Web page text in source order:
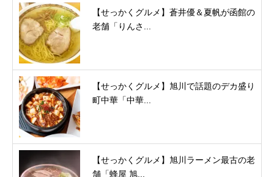
【せっかくグルメ】蒼井優＆夏帆が函館の
老舗「りんさ...
【せっかくグルメ】旭川で話題のデカ盛り
町中華「中華...
【せっかくグルメ】旭川ラーメン最古の老
舗「蜂屋 旭...